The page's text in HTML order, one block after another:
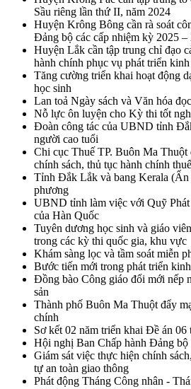
Sầu riêng lần thứ II, năm 2024
Huyện Krông Bông cần rà soát
Đảng bộ các cấp nhiệm kỳ 2025 –
Huyện Lắk cần tập trung chỉ đạo
hành chính phục vụ phát triển
Tăng cường triển khai hoạt động
học sinh
Lan toả Ngày sách và Văn hóa
Nỗ lực ôn luyện cho Kỳ thi tốt
Đoàn công tác của UBND tỉnh
người cao tuổi
Chi cục Thuế TP. Buôn Ma Thuột
chính sách, thủ tục hành chính
Tỉnh Đắk Lắk và bang Kerala
phương
UBND tỉnh làm việc với Quỹ
của Hàn Quốc
Tuyên dương học sinh và giáo
trong các kỳ thi quốc gia, khu vực
Khám sàng lọc và tầm soát miễn
Bước tiến mới trong phát triển
Đồng bào Công giáo đổi mới nếp
sản
Thành phố Buôn Ma Thuột đẩy
chính
Sơ kết 02 năm triển khai Đề án
Hội nghị Ban Chấp hành Đảng bộ
Giám sát việc thực hiện chính
tự an toàn giao thông
Phát động Tháng Công nhân -